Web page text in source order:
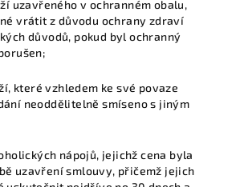
uzavřeného v ochranném obalu,
vrátit z důvodu ochrany zdraví
důvodů, pokud byl ochranný
které vzhledem ke své povaze
neoddělitelně smíseno s jiným
nápojů, jejichž cena byla
uzavření smlouvy, přičemž jejich